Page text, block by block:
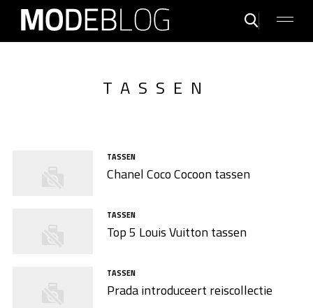
TASSEN
TASSEN
Chanel Coco Cocoon tassen
TASSEN
Top 5 Louis Vuitton tassen
TASSEN
Prada introduceert reiscollectie